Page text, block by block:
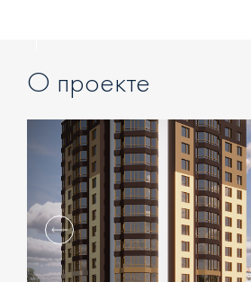
О проекте